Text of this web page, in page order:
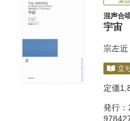
混声合
宇宙
宗左近
立
定価
発行：